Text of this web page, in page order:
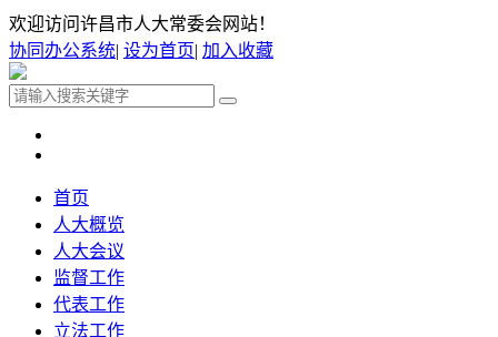
欢迎访问许昌市人大常委会网站！
协同办公系统| 设为首页| 加入收藏
首页
人大概览
人大会议
监督工作
代表工作
立法工作